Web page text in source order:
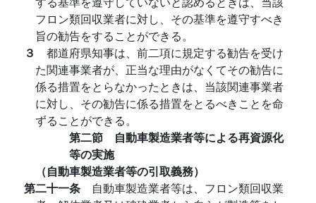
フロン類回収業者に対し、その基準を遵守すべき
旨の勧告をすることができる。
３ 都道府県知事は、前二項に規定する勧告を受け
た関連事業者が、正当な理由がなくてその勧告に
係る措置をとらなかったときは、当該関連事業者
に対し、その勧告に係る措置をとるべきことを命
ずることができる。
第二節 自動車製造業者等による再資源化
等の実施
（自動車製造業者等の引取義務）
第二十一条 自動車製造業者等は、フロン類回収業